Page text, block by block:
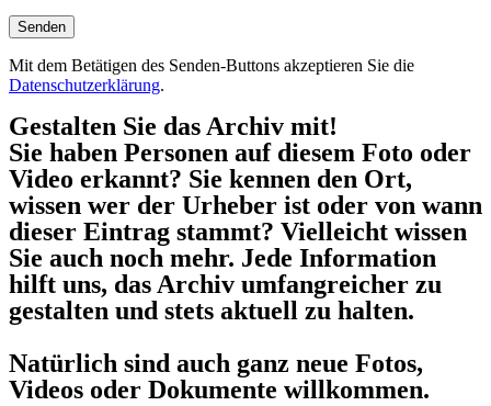
Mit dem Betätigen des Senden-Buttons akzeptieren Sie die
Datenschutzerklärung.
Gestalten Sie das Archiv mit!
Sie haben Personen auf diesem Foto oder
Video erkannt? Sie kennen den Ort,
wissen wer der Urheber ist oder von wann
dieser Eintrag stammt? Vielleicht wissen
Sie auch noch mehr. Jede Information
hilft uns, das Archiv umfangreicher zu
gestalten und stets aktuell zu halten.
Natürlich sind auch ganz neue Fotos,
Videos oder Dokumente willkommen.